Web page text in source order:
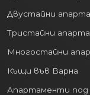
Двустайни
Тристайни
Многостайни
Къщи във Варна
Апартаменти под